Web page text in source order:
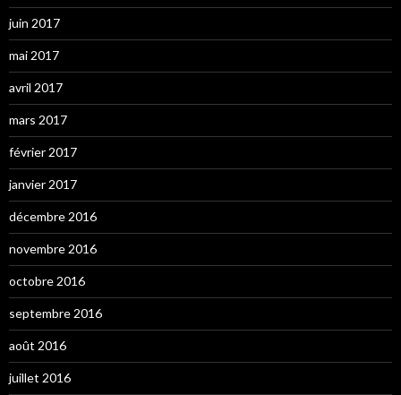
juin 2017
mai 2017
avril 2017
mars 2017
février 2017
janvier 2017
décembre 2016
novembre 2016
octobre 2016
septembre 2016
août 2016
juillet 2016